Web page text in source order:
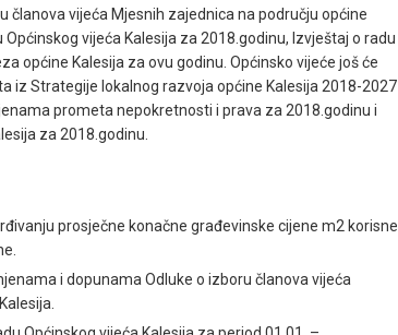
članova vijeća Mjesnih zajednica na području općine
vijeća Kalesija za 2018.godinu, Izvještaj o radu
općine Kalesija za ovu godinu. Općinsko vijeće još će
iz Strategije lokalnog razvoja općine Kalesija 2018-2027
prometa nepokretnosti i prava za 2018.godinu i
za 2018.godinu.
prosječne konačne građevinske cijene m2 korisne
i dopunama Odluke o izboru članova vijeća